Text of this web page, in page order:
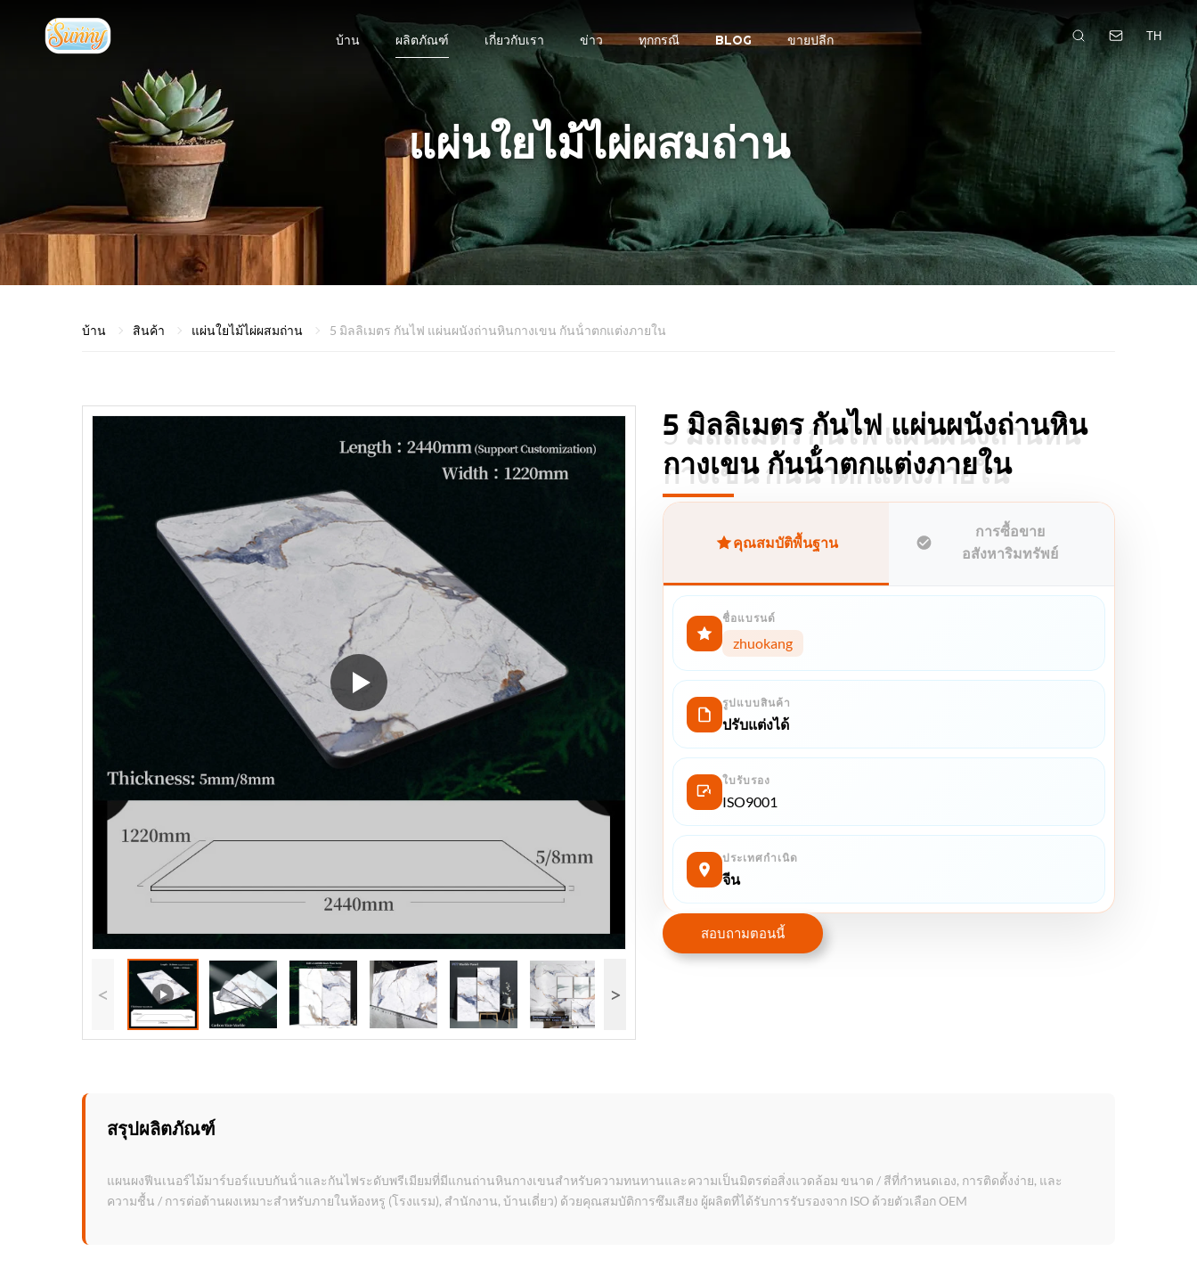
บ้าน ผลิตภัณฑ์ เกี่ยวกับเรา ข่าว ทุกกรณี BLOG ขายปลีก TH
แผ่นใยไม้ไผ่ผสมถ่าน
บ้าน สินค้า แผ่นใยไม้ไผ่ผสมถ่าน 5 มิลลิเมตร กันไฟ แผ่นผนังถ่านหินกางเขน กันน้ําตกแต่งภายใน
< >
5 มิลลิเมตร กันไฟ แผ่นผนังถ่านหิน
กางเขน กันน้ําตกแต่งภายใน
5 มิลลิเมตร กันไฟ แผ่นผนังถ่านหิน
กางเขน กันน้ําตกแต่งภายใน
คุณสมบัติพื้นฐาน
การซื้อขาย
อสังหาริมทรัพย์
ชื่อแบรนด์
zhuokang
รูปแบบสินค้า
ปรับแต่งได้
ใบรับรอง
ISO9001
ประเทศกําเนิด
จีน
สอบถามตอนนี้
สรุปผลิตภัณฑ์
แผนผงฟีนเนอร์ไม้มาร์บอร์แบบกันน้ําและกันไฟระดับพรีเมียมที่มีแกนถ่านหินกางเขนสําหรับความทนทานและความเป็นมิตรต่อสิ่งแวดล้อม ขนาด / สีที่กําหนดเอง, การติดตั้งง่าย, และ
ความชื้น / การต่อต้านผงเหมาะสําหรับภายในห้องหรู (โรงแรม), สํานักงาน, บ้านเดี่ยว) ด้วยคุณสมบัติการซึมเสียง ผู้ผลิตที่ได้รับการรับรองจาก ISO ด้วยตัวเลือก OEM